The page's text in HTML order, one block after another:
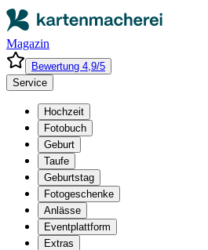
Magazin
Bewertung 4,9/5
Service
Hochzeit
Fotobuch
Geburt
Taufe
Geburtstag
Fotogeschenke
Anlässe
Eventplattform
Extras